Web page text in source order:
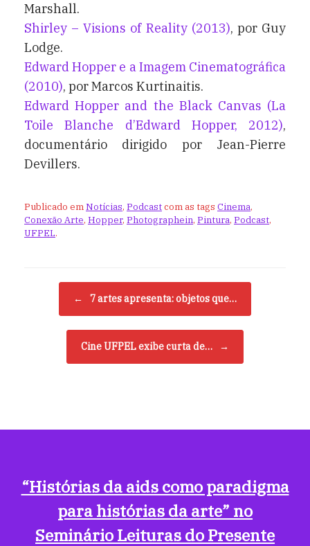
Marshall.
Shirley – Visions of Reality (2013), por Guy
Lodge.
Edward Hopper e a Imagem Cinematográfica
(2010), por Marcos Kurtinaitis.
Edward Hopper and the Black Canvas (La
Toile Blanche d’Edward Hopper, 2012),
documentário dirigido por Jean-Pierre
Devillers.
Publicado emNotícias, Podcastcom as tags Cinema,
Conexão Arte, Hopper, Photographein, Pintura, Podcast,
UFPEL.
← 7 artes apresenta: objetos que…
Cine UFPEL exibe curta de… →
“Histórias da aids como paradigma
para histórias da arte” no
Seminário Leituras do Presente